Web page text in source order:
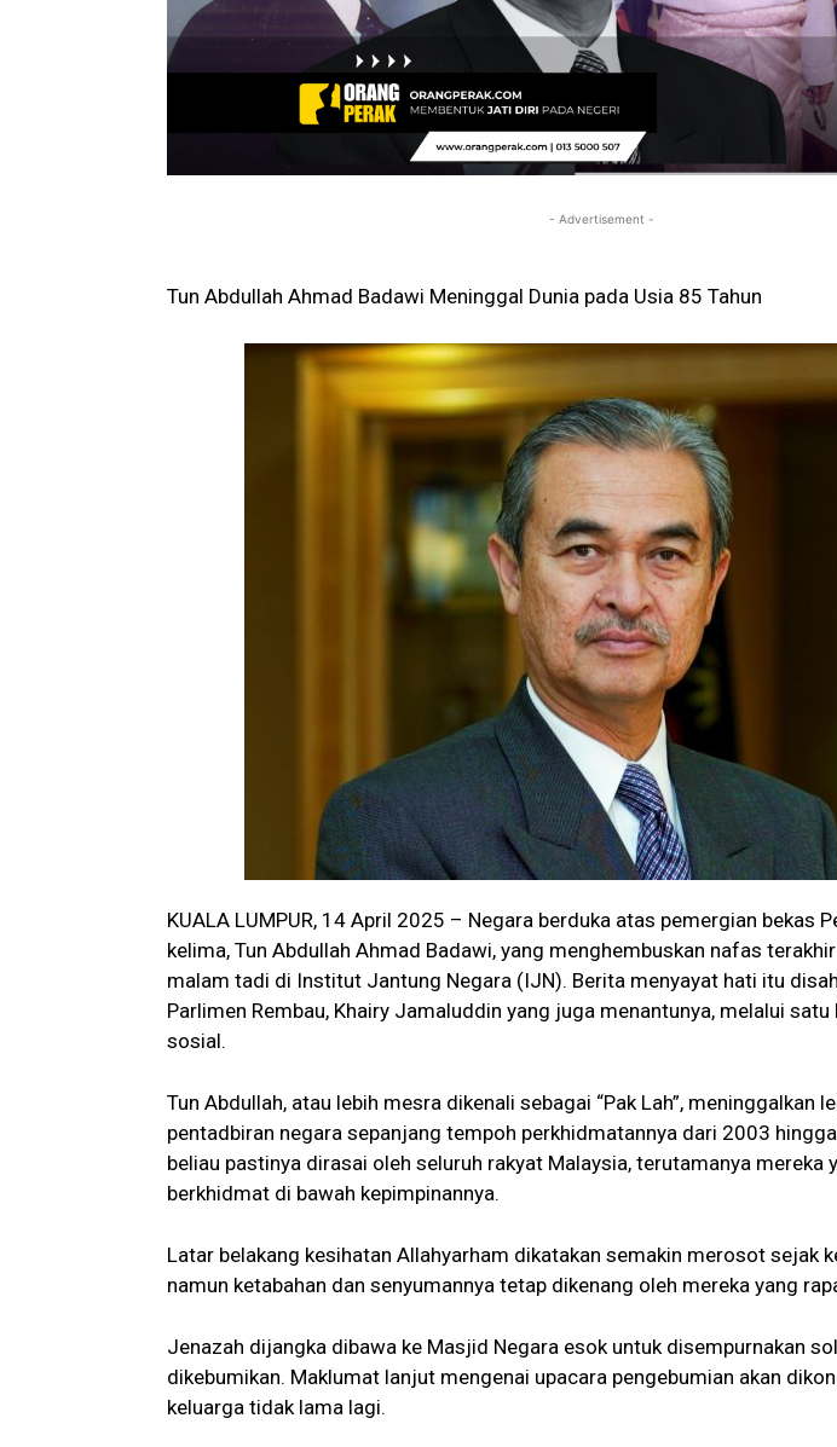
- Advertisement -
Tun Abdullah Ahmad Badawi Meninggal Dunia pada Usia 85 Tahun
KUALA LUMPUR, 14 April 2025 – Negara berduka atas pemergian bekas
kelima, Tun Abdullah Ahmad Badawi, yang menghembuskan nafas
malam tadi di Institut Jantung Negara (IJN). Berita menyayat hati itu
Parlimen Rembau, Khairy Jamaluddin yang juga menantunya, melalui
sosial.
Tun Abdullah, atau lebih mesra dikenali sebagai “Pak Lah”, meninggalkan
pentadbiran negara sepanjang tempoh perkhidmatannya dari 2003
beliau pastinya dirasai oleh seluruh rakyat Malaysia, terutamanya mereka
berkhidmat di bawah kepimpinannya.
Latar belakang kesihatan Allahyarham dikatakan semakin merosot sejak
namun ketabahan dan senyumannya tetap dikenang oleh mereka yang
Jenazah dijangka dibawa ke Masjid Negara esok untuk disempurnakan
dikebumikan. Maklumat lanjut mengenai upacara pengebumian akan
keluarga tidak lama lagi.